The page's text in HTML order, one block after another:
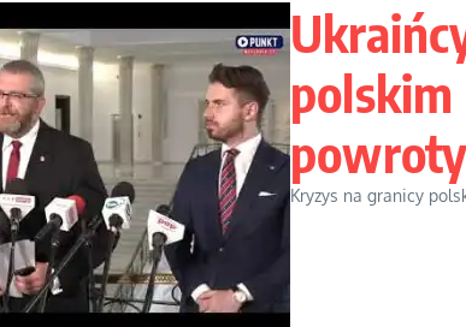
Kryzys na granicy